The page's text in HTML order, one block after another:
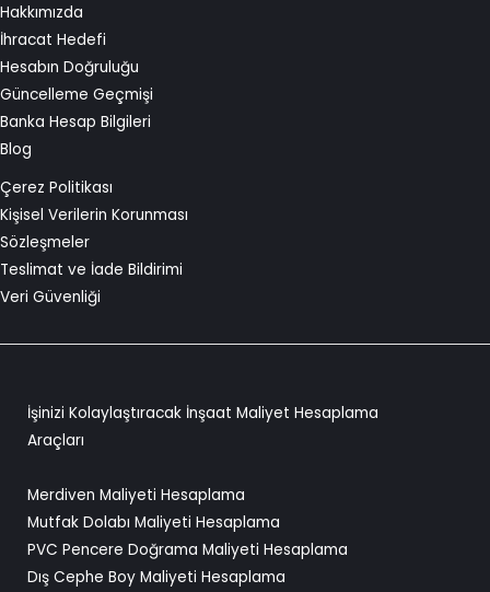
Hakkımızda
İhracat Hedefi
Hesabın Doğruluğu
Güncelleme Geçmişi
Banka Hesap Bilgileri
Blog
Çerez Politikası
Kişisel Verilerin Korunması
Sözleşmeler
Teslimat ve İade Bildirimi
Veri Güvenliği
İşinizi Kolaylaştıracak İnşaat Maliyet Hesaplama
Araçları
Merdiven Maliyeti Hesaplama
Mutfak Dolabı Maliyeti Hesaplama
PVC Pencere Doğrama Maliyeti Hesaplama
Dış Cephe Boy Maliyeti Hesaplama